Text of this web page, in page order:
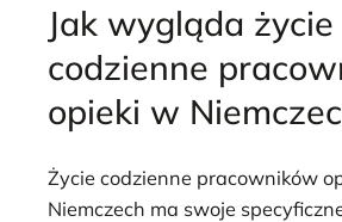
Jak wygląda życie
codzienne
opieki w
Życie codzienne pracowników
Niemczech ma swoje